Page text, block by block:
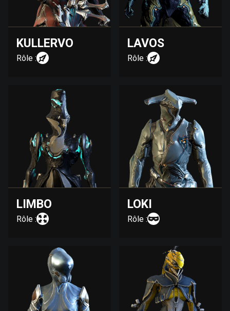
KULLERVO
Rôle :
LAVOS
Rôle :
LIMBO
Rôle :
LOKI
Rôle :